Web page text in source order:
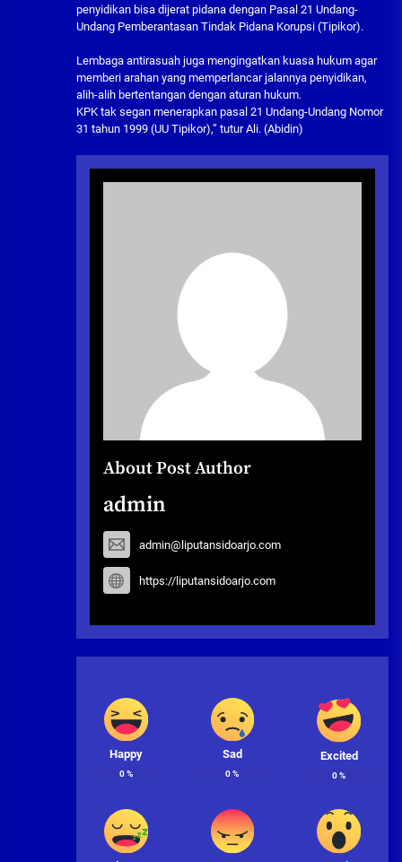
penyidikan bisa dijerat pidana dengan Pasal 21 Undang-
Undang Pemberantasan Tindak Pidana Korupsi (Tipikor).
Lembaga antirasuah juga mengingatkan kuasa hukum agar
memberi arahan yang memperlancar jalannya penyidikan,
alih-alih bertentangan dengan aturan hukum.
KPK tak segan menerapkan pasal 21 Undang-Undang Nomor
31 tahun 1999 (UU Tipikor),” tutur Ali. (Abidin)
About Post Author
admin
admin@liputansidoarjo.com
https://liputansidoarjo.com
Happy
0%
Sad
0%
Excited
0%